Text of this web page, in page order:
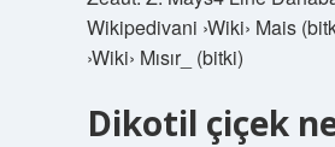
Wikipedivani ›Wiki› Mais
›Wiki› Mısır_ (bitki)
Dikotil çiçek